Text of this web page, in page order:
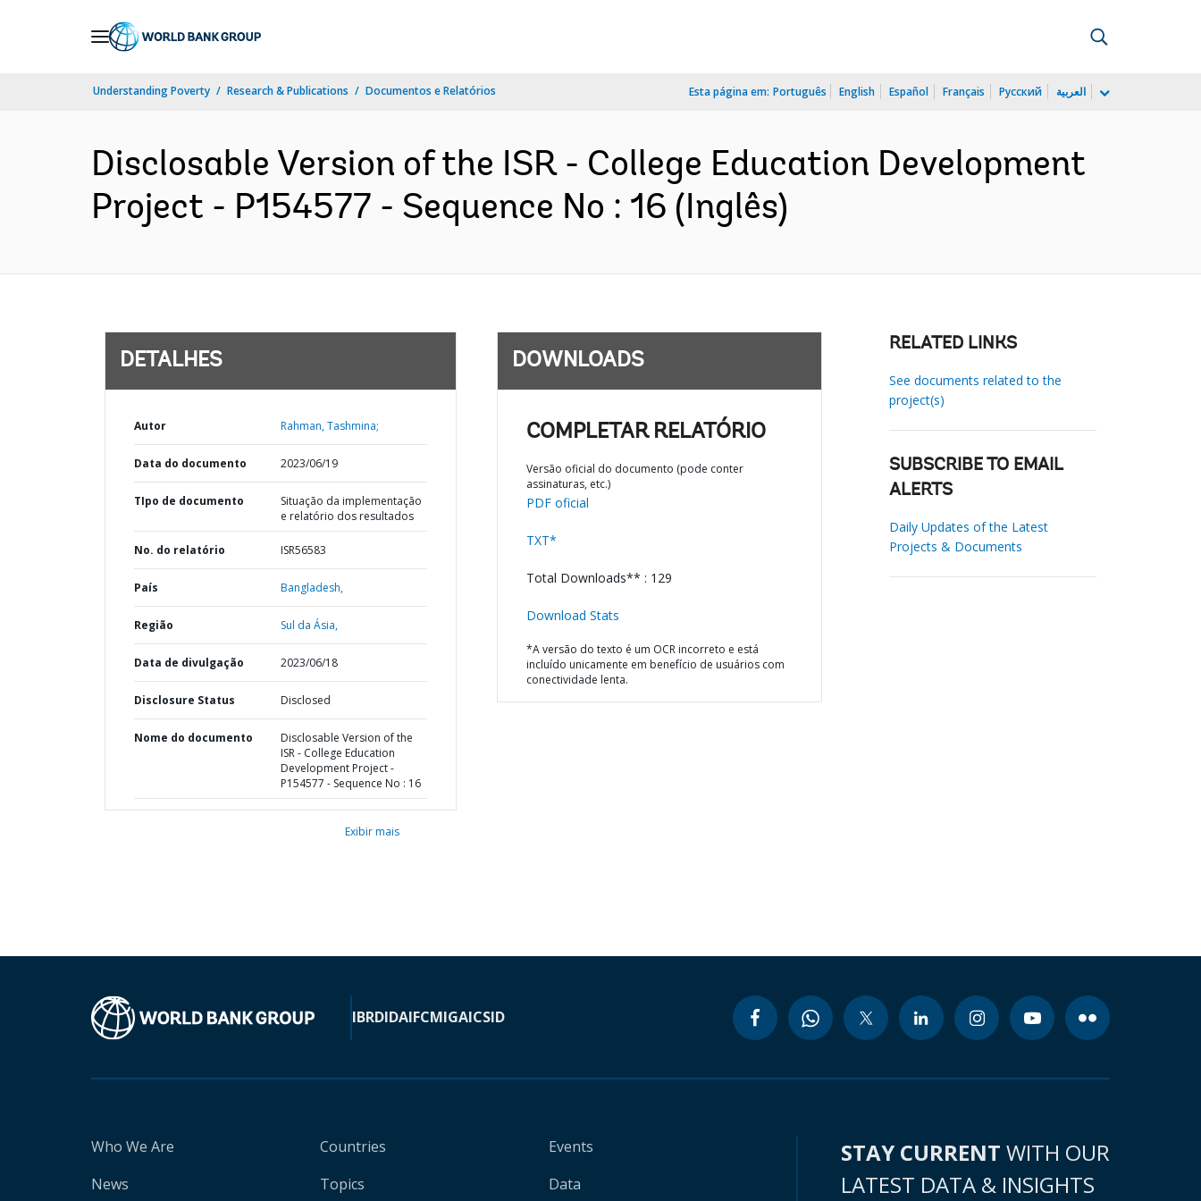
Understanding Poverty Research & Publications Documentos e Relatórios Esta página em: Português English Español Français Русский العربية
Disclosable Version of the ISR - College Education Development
Project - P154577 - Sequence No : 16 (Inglês)
DETALHES
Autor Rahman, Tashmina;
Data do documento 2023/06/19
TIpo de documento
Situação da implementação
e relatório dos resultados
No. do relatório ISR56583
País Bangladesh,
Região Sul da Ásia,
Data de divulgação 2023/06/18
Disclosure Status Disclosed
Nome do documento
Disclosable Version of the
ISR - College Education
Development Project -
P154577 - Sequence No : 16
Exibir mais
DOWNLOADS
COMPLETAR RELATÓRIO
Versão oficial do documento (pode conter
assinaturas, etc.)
PDF oficial
TXT*
Total Downloads** : 129
Download Stats
*A versão do texto é um OCR incorreto e está
incluído unicamente em benefício de usuários com
conectividade lenta.
RELATED LINKS
See documents related to the
project(s)
SUBSCRIBE TO EMAIL
ALERTS
Daily Updates of the Latest
Projects & Documents
IBRDIDAIFCMIGAICSID
Who We Are
News
Countries
Topics
Events
Data
STAY CURRENT WITH OUR
LATEST DATA & INSIGHTS